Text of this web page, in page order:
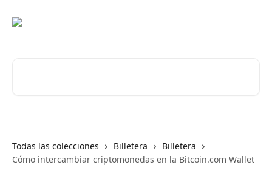
Todas las colecciones Billetera
Billetera
Cómo intercambiar criptomonedas en la Bitcoin.com Wallet